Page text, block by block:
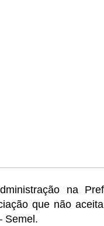
na
que não
Semel.